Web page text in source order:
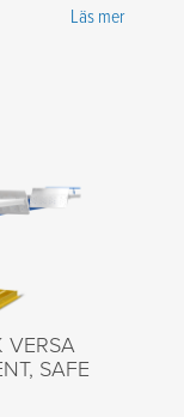
Läs mer
VERSA
SAFE